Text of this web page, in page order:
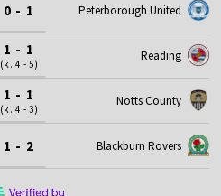
0 - 1 Peterborough United
1 - 1
(k. 4 - 5)
Reading
1 - 1
(k. 4 - 3)
Notts County
1 - 2 Blackburn Rovers